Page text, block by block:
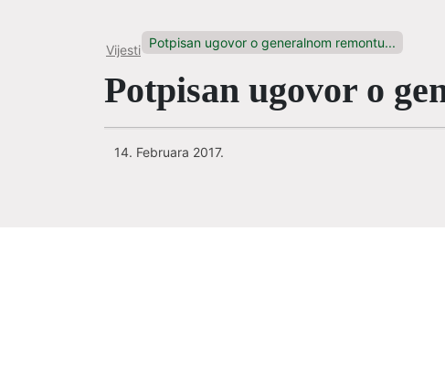
Vijesti Potpisan ugovor o generalnom remontu...
Potpisan ugovor o
14. Februara 2017.